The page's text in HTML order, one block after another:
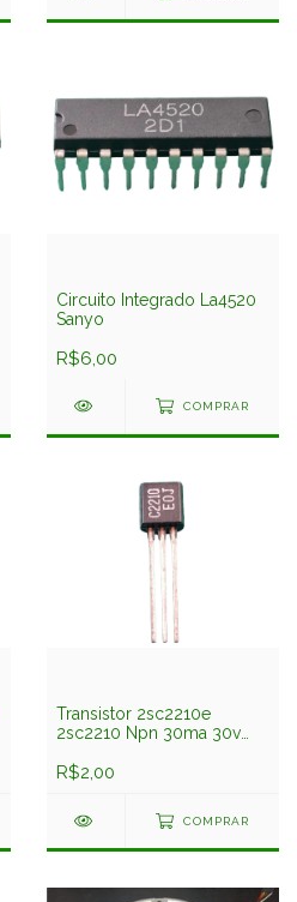
Circuito Integrado La4520
Sanyo
R$6,00
COMPRAR
Transistor 2sc2210e
2sc2210 Npn 30ma 30v
R$2,00
COMPRAR